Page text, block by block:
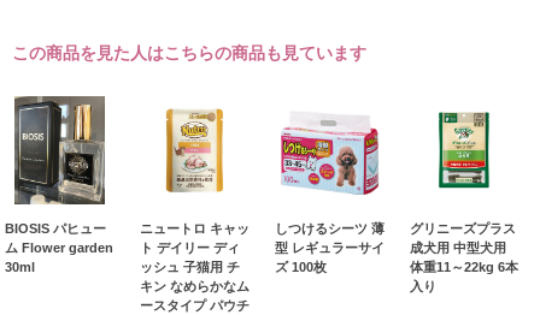
この商品を見た人はこちらの商品も見ています
BIOSIS パヒュー
ム Flower garden
30ml
ニュートロ キャッ
ト デイリー ディ
ッシュ 子猫用 チ
キン なめらかなム
ースタイプ パウチ
しつけるシーツ 薄
型 レギュラーサイ
ズ 100枚
グリニーズプラス
成犬用 中型犬用
体重11～22kg 6本
入り